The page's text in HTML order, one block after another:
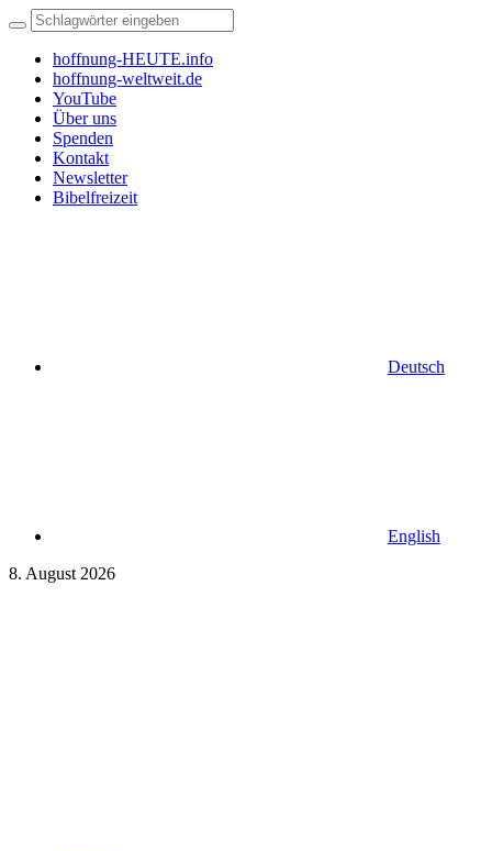
hoffnung-HEUTE.info
hoffnung-weltweit.de
YouTube
Über uns
Spenden
Kontakt
Newsletter
Bibelfreizeit
Deutsch
English
8. August 2026